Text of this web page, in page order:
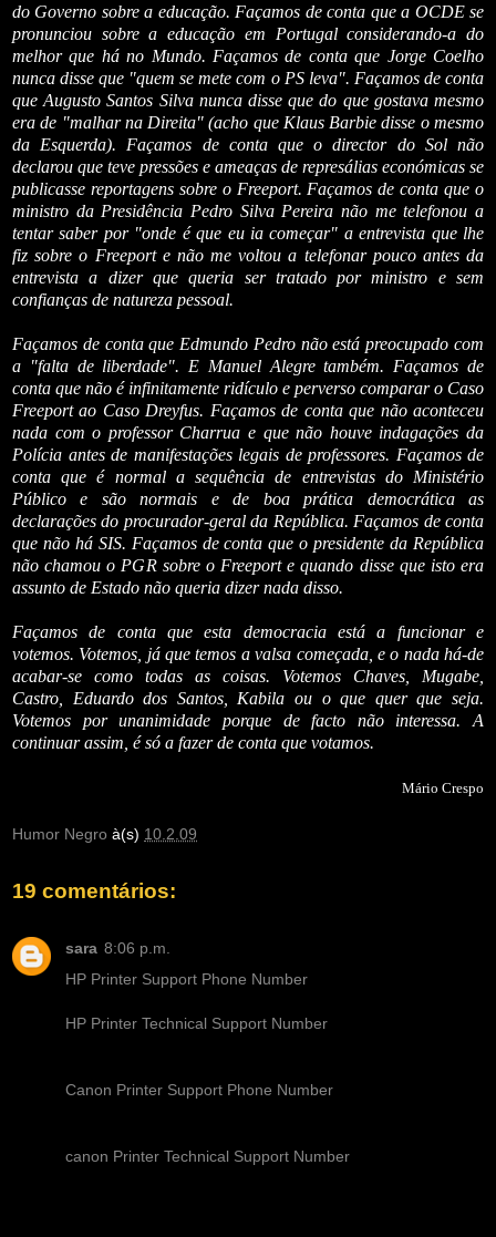
do Governo sobre a educação. Façamos de conta que a OCDE se
pronunciou sobre a educação em Portugal considerando-a do
melhor que há no Mundo. Façamos de conta que Jorge Coelho
nunca disse que "quem se mete com o PS leva". Façamos de conta
que Augusto Santos Silva nunca disse que do que gostava mesmo
era de "malhar na Direita" (acho que Klaus Barbie disse o mesmo
da Esquerda). Façamos de conta que o director do Sol não
declarou que teve pressões e ameaças de represálias económicas se
publicasse reportagens sobre o Freeport. Façamos de conta que o
ministro da Presidência Pedro Silva Pereira não me telefonou a
tentar saber por "onde é que eu ia começar" a entrevista que lhe
fiz sobre o Freeport e não me voltou a telefonar pouco antes da
entrevista a dizer que queria ser tratado por ministro e sem
confianças de natureza pessoal.
Façamos de conta que Edmundo Pedro não está preocupado com
a "falta de liberdade". E Manuel Alegre também. Façamos de
conta que não é infinitamente ridículo e perverso comparar o Caso
Freeport ao Caso Dreyfus. Façamos de conta que não aconteceu
nada com o professor Charrua e que não houve indagações da
Polícia antes de manifestações legais de professores. Façamos de
conta que é normal a sequência de entrevistas do Ministério
Público e são normais e de boa prática democrática as
declarações do procurador-geral da República. Façamos de conta
que não há SIS. Façamos de conta que o presidente da República
não chamou o PGR sobre o Freeport e quando disse que isto era
assunto de Estado não queria dizer nada disso.
Façamos de conta que esta democracia está a funcionar e
votemos. Votemos, já que temos a valsa começada, e o nada há-de
acabar-se como todas as coisas. Votemos Chaves, Mugabe,
Castro, Eduardo dos Santos, Kabila ou o que quer que seja.
Votemos por unanimidade porque de facto não interessa. A
continuar assim, é só a fazer de conta que votamos.
Mário Crespo
Humor Negro à(s) 10.2.09
19 comentários:
sara 8:06 p.m.
HP Printer Support Phone Number
HP Printer Technical Support Number
Canon Printer Support Phone Number
canon Printer Technical Support Number